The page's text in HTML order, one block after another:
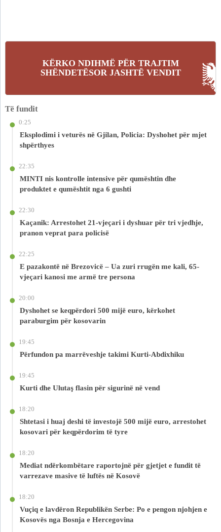
KËRKO NDIHMË PËR TRAJTIM
SHËNDETËSOR JASHTË VENDIT
Të fundit
0:25
Eksplodimi i veturës në Gjilan, Policia: Dyshohet për mjet
shpërthyes
22:35
MINTI nis kontrolle intensive për qumështin dhe
produktet e qumështit nga 6 gushti
22:30
Kaçanik: Arrestohet 21-vjeçari i dyshuar për tri vjedhje,
pranon veprat para policisë
22:25
E pazakontë në Brezovicë – Ua zuri rrugën me kali, 65-
vjeçari kanosi me armë tre persona
20:00
Dyshohet se keqpërdori 500 mijë euro, kërkohet
paraburgim për kosovarin
19:45
Përfundon pa marrëveshje takimi Kurti-Abdixhiku
19:45
Kurti dhe Ulutaş flasin për sigurinë në vend
18:20
Shtetasi i huaj deshi të investojë 500 mijë euro, arrestohet
kosovari për keqpërdorim të tyre
18:20
Mediat ndërkombëtare raportojnë për gjetjet e fundit të
varrezave masive të luftës në Kosovë
18:20
Vuçiq e lavdëron Republikën Serbe: Po e pengon njohjen e
Kosovës nga Bosnja e Hercegovina